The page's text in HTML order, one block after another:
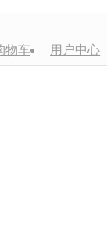
物车
用户中心